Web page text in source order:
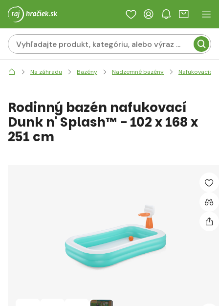
Na záhradu Bazény Nadzemné bazény Nafukovacie
Rodinný bazén nafukovací
Dunk n' Splash™ - 102 x 168 x
251 cm